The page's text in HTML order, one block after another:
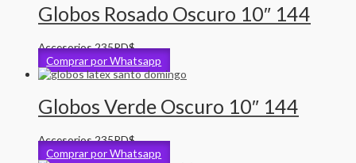
Globos Rosado Oscuro 10″ 144
Accesorios235RD$
Comprar por Whatsapp
Globos Verde Oscuro 10″ 144
Accesorios235RD$
Comprar por Whatsapp